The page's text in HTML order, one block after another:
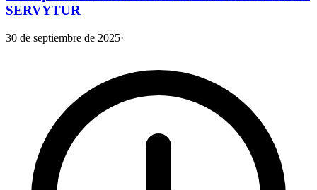
SERVYTUR
30 de septiembre de 2025·